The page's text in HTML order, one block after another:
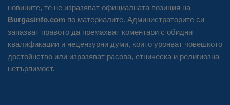
новините, те не изразяват официалната позиция на
Burgasinfo.com по материалите. Администраторите си
запазват правото да премахват коментари с обидни
квалификации и нецензурни думи, които уронват човешкото
достойнство или изразяват расова, етническа и религиозна
нетърпимост.